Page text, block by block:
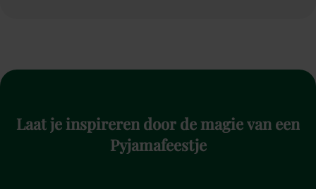
Laatjeinspireren door demagievan een
Pyjamafeestje